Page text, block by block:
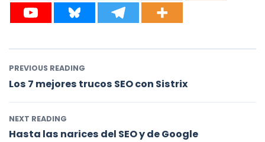
PREVIOUS READING
Los 7 mejores trucos SEO con Sistrix
NEXT READING
Hasta las narices del SEO y de Google